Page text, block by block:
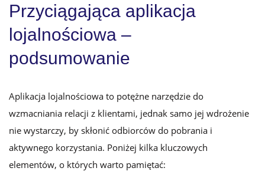
Przyciągająca aplikacja
lojalnościowa –
podsumowanie
Aplikacja lojalnościowa to potężne narzędzie do
wzmacniania relacji z klientami, jednak samo jej wdrożenie
nie wystarczy, by skłonić odbiorców do pobrania i
aktywnego korzystania. Poniżej kilka kluczowych
elementów, o których warto pamiętać: